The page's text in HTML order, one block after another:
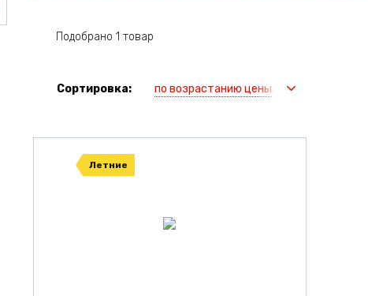
Подобрано 1 товар
Сортировка: по возрастанию цены
Летние